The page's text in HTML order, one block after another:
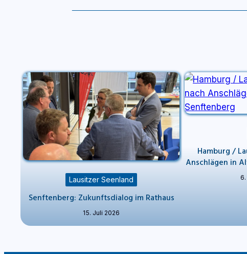
Lausitzer Seenland
Senftenberg: Zukunftsdialog im Rathaus
15. Juli 2026
Hamburg /
Anschlägen in